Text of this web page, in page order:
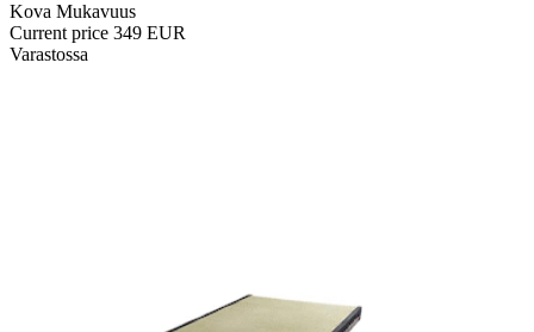
Kova Mukavuus
Current price 349 EUR
Varastossa